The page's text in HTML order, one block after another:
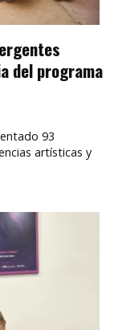
del programa
93
artísticas y